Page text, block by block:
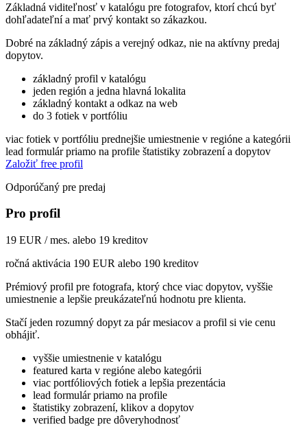
Základná viditeľnosť v katalógu pre fotografov, ktorí chcú byť
dohľadateľní a mať prvý kontakt so zákazkou.
Dobré na základný zápis a verejný odkaz, nie na aktívny predaj
dopytov.
základný profil v katalógu
jeden región a jedna hlavná lokalita
základný kontakt a odkaz na web
do 3 fotiek v portfóliu
viac fotiek v portfóliu prednejšie umiestnenie v regióne a kategórii
lead formulár priamo na profile štatistiky zobrazení a dopytov
Založiť free profil
Odporúčaný pre predaj
Pro profil
19 EUR / mes. alebo 19 kreditov
ročná aktivácia 190 EUR alebo 190 kreditov
Prémiový profil pre fotografa, ktorý chce viac dopytov, vyššie
umiestnenie a lepšie preukázateľnú hodnotu pre klienta.
Stačí jeden rozumný dopyt za pár mesiacov a profil si vie cenu
obhájiť.
vyššie umiestnenie v katalógu
featured karta v regióne alebo kategórii
viac portfóliových fotiek a lepšia prezentácia
lead formulár priamo na profile
štatistiky zobrazení, klikov a dopytov
verified badge pre dôveryhodnosť